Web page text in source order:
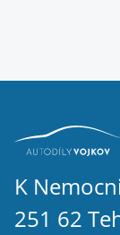
K
251 62